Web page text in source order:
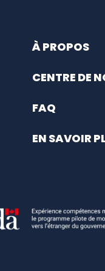
À PROPOS
CENTRE DE
FAQ
EN SAVOIR